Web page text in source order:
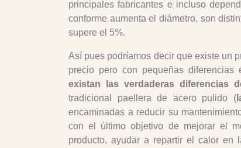
principales fabricantes e incluso
conforme aumenta el diámetro, son
supere el 5%.
Así pues podríamos decir que existe un
precio pero con pequeñas diferencias
existan las verdaderas diferencias
tradicional paellera de acero pulido (
encaminadas a reducir su
con el último objetivo de mejorar el
producto, ayudar a repartir el calor en